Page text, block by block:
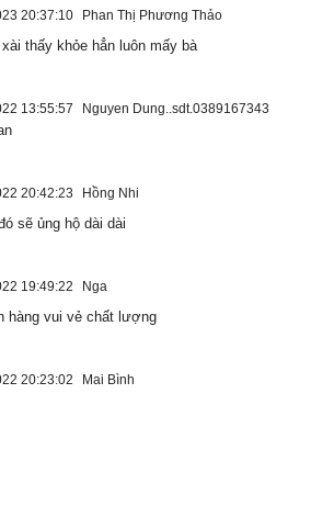
20:37:10 Phan Thị Phương Thảo
thấy khỏe hẳn luôn mấy bà
13:55:57 Nguyen Dung..sdt.0389167343
20:42:23 Hồng Nhi
sẽ ủng hộ dài dài
19:49:22 Nga
hàng vui vẻ chất lượng
20:23:02 Mai Bình